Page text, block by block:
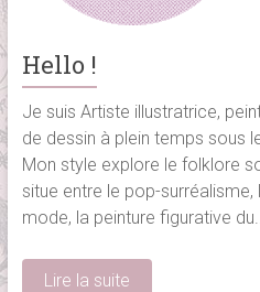
Hello !
Je suis Artiste illustratrice,
de dessin à plein temps sous
Mon style explore le folklore
situe entre le pop-surréalisme,
mode, la peinture figurative
Lire la suite